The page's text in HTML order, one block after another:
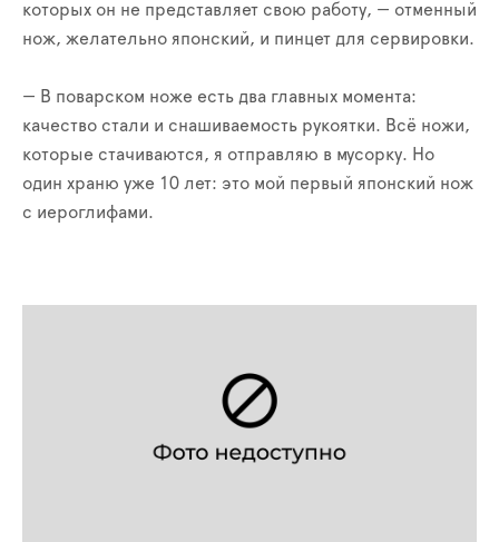
которых он не представляет свою работу, — отменный
нож, желательно японский, и пинцет для сервировки.
— В поварском ноже есть два главных момента:
качество стали и снашиваемость рукоятки. Всё ножи,
которые стачиваются, я отправляю в мусорку. Но
один храню уже 10 лет: это мой первый японский нож
с иероглифами.